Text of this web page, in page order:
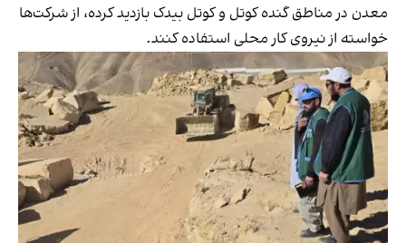
معدن در مناطق گنده کوتل و کوتل بیدک بازدید کرده، از شرکت‌ها
خواسته از نیروی کار محلی استفاده کنند.